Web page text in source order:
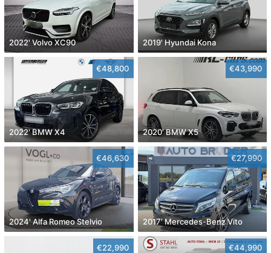
2022' Volvo XC90 2019' Hyundai Kona
€48,800
2022' BMW X4
€43,990
2020' BMW X5
€46,630
2024' Alfa Romeo Stelvio
€27,990
2017' Mercedes-Benz Vito
€22,990 €44,990